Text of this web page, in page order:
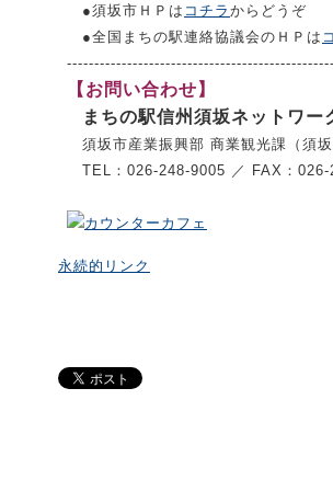
●須坂市ＨＰは コチラ からどうぞ
●全国まちの駅連絡協議会のＨＰは
【お問い合わせ】
まちの駅信州須坂ネットワー
須坂市産業振興部 商業観光課（須
TEL：026-248-9005 ／ FAX：026-
永続的リンク